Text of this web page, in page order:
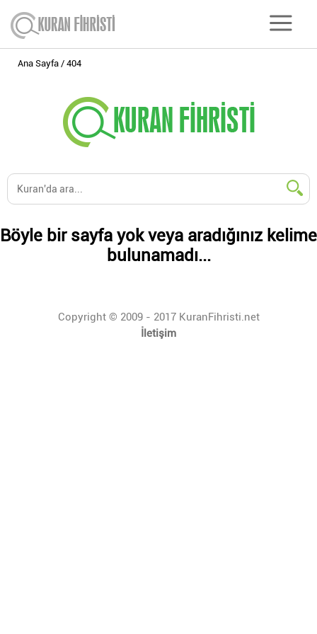
Ana Sayfa 404
Böyle bir sayfa yok veya aradığınız kelime
bulunamadı...
Copyright © 2009 - 2017 KuranFihristi.net
İletişim